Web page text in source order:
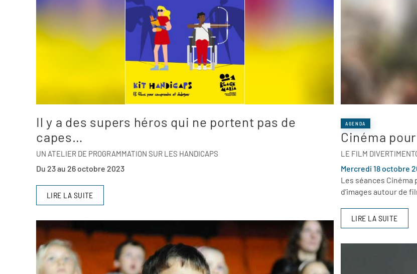
Il y a des supers héros qui ne portent pas de
capes…
UN ATELIER DE PROGRAMMATION SUR LES HANDICAPS
Du 23 au 26 octobre 2023
LIRE LA SUITE
AGENDA
Cinéma
LE FILM
Mercredi 18 octobre
Les séances
d’images autour de
LIRE LA SUITE